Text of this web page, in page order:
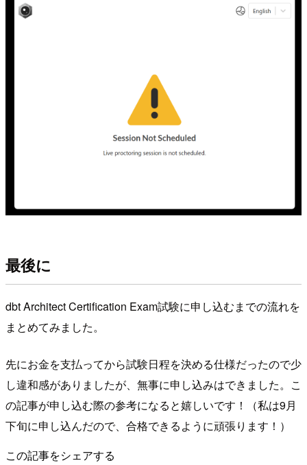
最後に
dbt Architect Certification Exam試験に申し込むまでの流れを
まとめてみました。
先にお金を支払ってから試験日程を決める仕様だったので少
し違和感がありましたが、無事に申し込みはできました。こ
の記事が申し込む際の参考になると嬉しいです！（私は9月
下旬に申し込んだので、合格できるように頑張ります！）
この記事をシェアする